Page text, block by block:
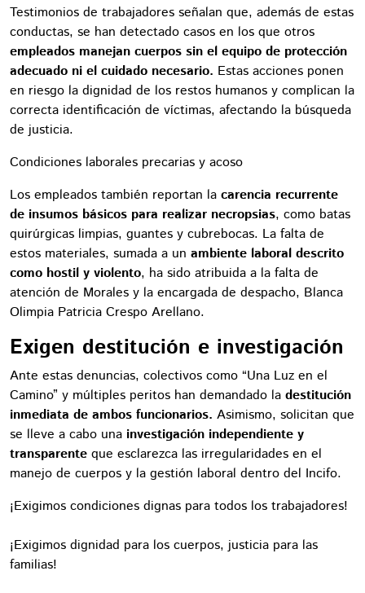
Testimonios de trabajadores señalan que, además de estas
conductas, se han detectado casos en los que otros
empleados manejan cuerpos sin el equipo de protección
adecuado ni el cuidado necesario. Estas acciones ponen
en riesgo la dignidad de los restos humanos y complican la
correcta identificación de víctimas, afectando la búsqueda
de justicia.
Condiciones laborales precarias y acoso
Los empleados también reportan la carencia recurrente
de insumos básicos para realizar necropsias, como batas
quirúrgicas limpias, guantes y cubrebocas. La falta de
estos materiales, sumada a un ambiente laboral descrito
como hostil y violento, ha sido atribuida a la falta de
atención de Morales y la encargada de despacho, Blanca
Olimpia Patricia Crespo Arellano.
Exigen destitución e investigación
Ante estas denuncias, colectivos como “Una Luz en el
Camino” y múltiples peritos han demandado la destitución
inmediata de ambos funcionarios. Asimismo, solicitan que
se lleve a cabo una investigación independiente y
transparente que esclarezca las irregularidades en el
manejo de cuerpos y la gestión laboral dentro del Incifo.
¡Exigimos condiciones dignas para todos los trabajadores!
¡Exigimos dignidad para los cuerpos, justicia para las
familias!